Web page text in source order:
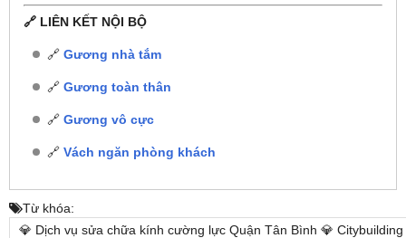
🔗 LIÊN KẾT NỘI BỘ
🔗 Gương nhà tắm
🔗 Gương toàn thân
🔗 Gương vô cực
🔗 Vách ngăn phòng khách
Từ khóa:
💎 Dịch vụ sửa chữa kính cường lực Quận Tân Bình 💎